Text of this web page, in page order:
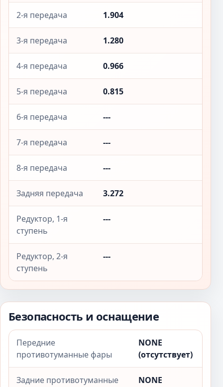
2-я передача 1.904
3-я передача 1.280
4-я передача 0.966
5-я передача 0.815
6-я передача ---
7-я передача ---
8-я передача ---
Задняя передача 3.272
Редуктор, 1-я
ступень
---
Редуктор, 2-я
ступень
---
Безопасность и оснащение
Передние
противотуманные фары
NONE
(отсутствует)
Задние противотуманные
NONE